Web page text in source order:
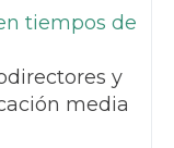
tiempos de
y
media